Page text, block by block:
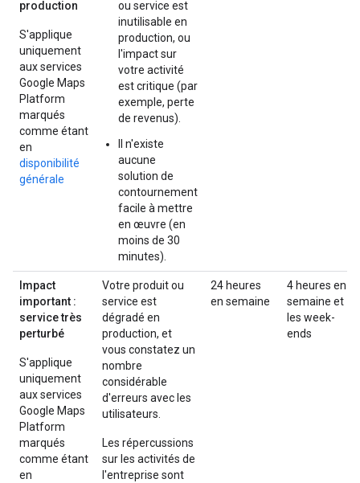
production
S'applique
uniquement
aux services
Google Maps
Platform
marqués
comme étant
en
disponibilité
générale
ou service est
inutilisable en
production, ou
l'impact sur
votre activité
est critique (par
exemple, perte
de revenus).
Il n'existe
aucune
solution de
contournement
facile à mettre
en œuvre (en
moins de 30
minutes).
Impact
important :
service très
perturbé
S'applique
uniquement
aux services
Google Maps
Platform
marqués
comme étant
en
Votre produit ou
service est
dégradé en
production, et
vous constatez un
nombre
considérable
d'erreurs avec les
utilisateurs.
Les répercussions
sur les activités de
l'entreprise sont
24 heures
en semaine
4 heures en
semaine et
les week-
ends